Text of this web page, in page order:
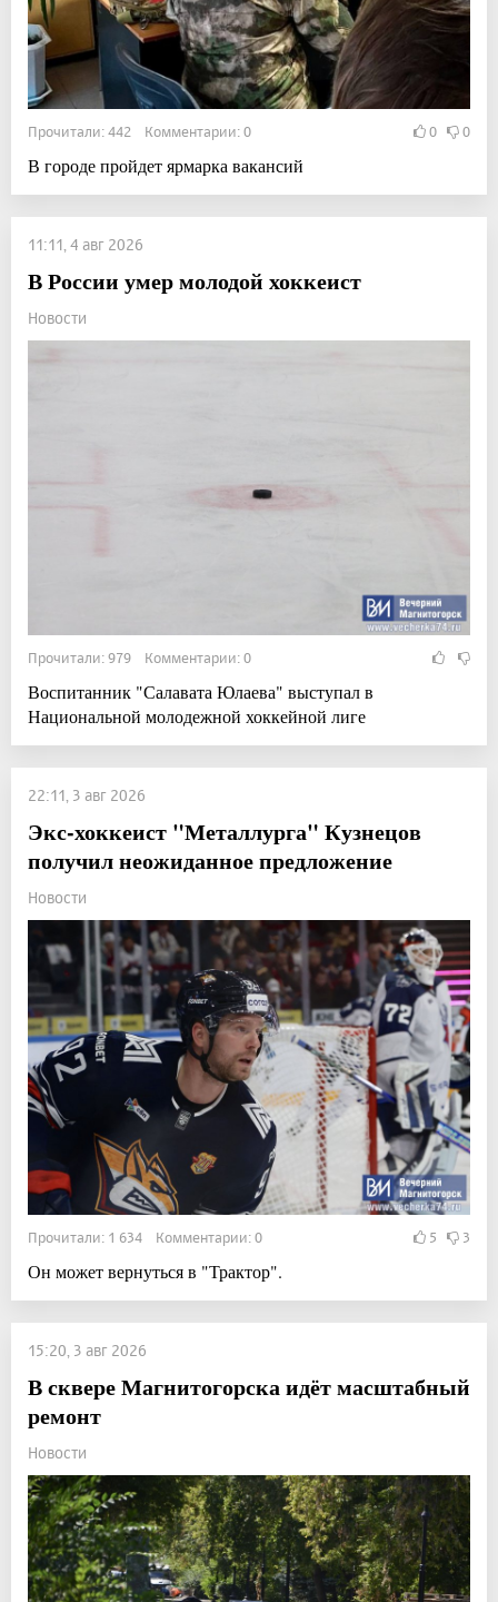
Прочитали: 442 Комментарии: 0 0 0
В городе пройдет ярмарка вакансий
11:11, 4 авг 2026
В России умер молодой хоккеист
Новости
Прочитали: 979 Комментарии: 0
Воспитанник "Салавата Юлаева" выступал в
Национальной молодежной хоккейной лиге
22:11, 3 авг 2026
Экс-хоккеист "Металлурга" Кузнецов
получил неожиданное предложение
Новости
Прочитали: 1 634 Комментарии: 0 5 3
Он может вернуться в "Трактор".
15:20, 3 авг 2026
В сквере Магнитогорска идёт масштабный
ремонт
Новости